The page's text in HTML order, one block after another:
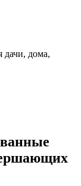
дачи, дома,